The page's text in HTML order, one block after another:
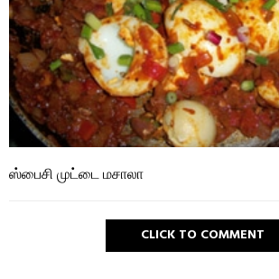
ஸ்பைசி முட்டை மசாலா
CLICK TO COMMENT